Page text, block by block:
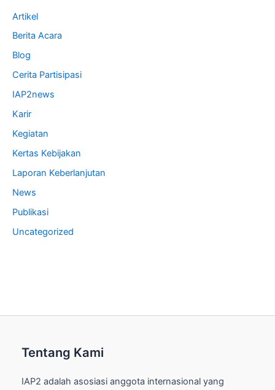
Artikel
Berita Acara
Blog
Cerita Partisipasi
IAP2news
Karir
Kegiatan
Kertas Kebijakan
Laporan Keberlanjutan
News
Publikasi
Uncategorized
Tentang Kami
IAP2 adalah asosiasi anggota internasional yang